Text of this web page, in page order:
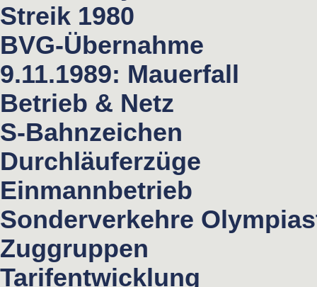
Streik 1980
BVG-Übernahme
9.11.1989: Mauerfall
Betrieb & Netz
S-Bahnzeichen
Durchläuferzüge
Einmannbetrieb
Sonderverkehre
Zuggruppen
Tarifentwicklung